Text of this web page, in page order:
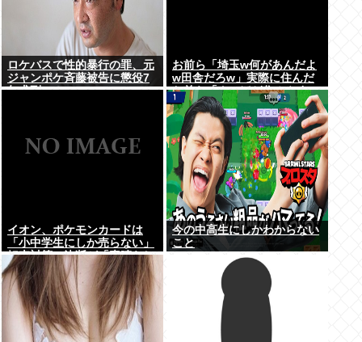
ロケバスで性的暴行の罪、元
ジャンポケ斉藤被告に懲役7
年求刑⇒！
お前ら「埼玉w何があんだよ
w田舎だろw」実際に住んだ
お前ら「クソほど住みやすい
困ることねえじゃん」
イオン、ポケモンカードは
「小中学生にしか売らない」
転売対策の決断が「素晴らし
い」
今の中高生にしかわからない
こと